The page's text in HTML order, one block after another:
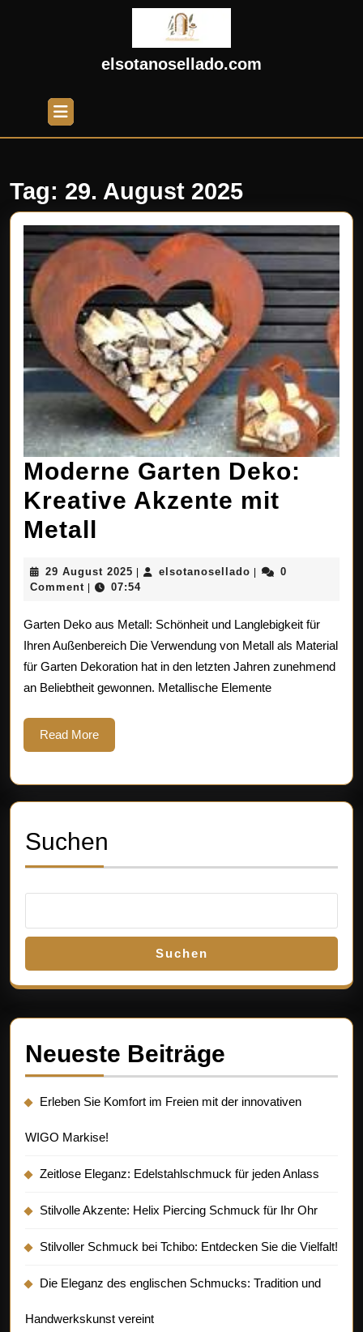
elsotanosellado.com
Open
Button
Tag: 29. August 2025
Moderne Garten Deko:
Kreative Akzente mit
Metall
Deko:
Kreative
Akzente
mit
Metall
29 August 2025 29
August
| elsotanosellado elsotanosellado
|
0
Comment | 07:54
Garten Deko aus Metall: Schönheit und Langlebigkeit für
Ihren Außenbereich Die Verwendung von Metall als Material
für Garten Dekoration hat in den letzten Jahren zunehmend
an Beliebtheit gewonnen. Metallische Elemente
Read MoreRead
More
Suchen
Suchen
Neueste Beiträge
Erleben Sie Komfort im Freien mit der innovativen
WIGO Markise!
Zeitlose Eleganz: Edelstahlschmuck für jeden Anlass
Stilvolle Akzente: Helix Piercing Schmuck für Ihr Ohr
Stilvoller Schmuck bei Tchibo: Entdecken Sie die Vielfalt!
Die Eleganz des englischen Schmucks: Tradition und
Handwerkskunst vereint